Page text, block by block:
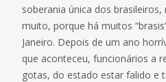
soberania única dos
muito, porque há muitos
Janeiro. Depois de um ano
que aconteceu, funcionários a
gotas, do estado estar falido e